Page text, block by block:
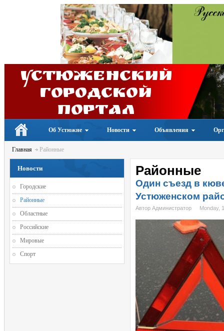
Устюженский
Городской
портал
Об Устюжне Новости Объявления
Главная Районные
Районные
Один съезд в
Устюженском
Автор Администратор Monday,
Новости
Городские
Районные
Областные
Российские
Мировые
Спорт